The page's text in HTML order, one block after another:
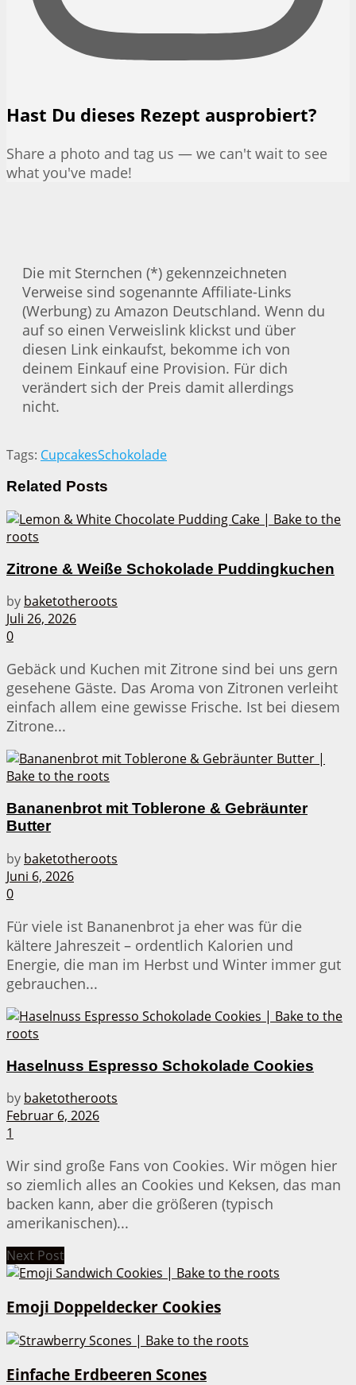
Hast Du dieses Rezept ausprobiert?
Share a photo and tag us — we can't wait to see
what you've made!
Die mit Sternchen (*) gekennzeichneten
Verweise sind sogenannte Affiliate-Links
(Werbung) zu Amazon Deutschland. Wenn du
auf so einen Verweislink klickst und über
diesen Link einkaufst, bekomme ich von
deinem Einkauf eine Provision. Für dich
verändert sich der Preis damit allerdings
nicht.
Tags: CupcakesSchokolade
Related Posts
Zitrone & Weiße Schokolade Puddingkuchen
by baketotheroots
Juli 26, 2026
0
Gebäck und Kuchen mit Zitrone sind bei uns gern
gesehene Gäste. Das Aroma von Zitronen verleiht
einfach allem eine gewisse Frische. Ist bei diesem
Zitrone...
Bananenbrot mit Toblerone & Gebräunter
Butter
by baketotheroots
Juni 6, 2026
0
Für viele ist Bananenbrot ja eher was für die
kältere Jahreszeit – ordentlich Kalorien und
Energie, die man im Herbst und Winter immer gut
gebrauchen...
Haselnuss Espresso Schokolade Cookies
by baketotheroots
Februar 6, 2026
1
Wir sind große Fans von Cookies. Wir mögen hier
so ziemlich alles an Cookies und Keksen, das man
backen kann, aber die größeren (typisch
amerikanischen)...
Next Post
Emoji Doppeldecker Cookies
Einfache Erdbeeren Scones